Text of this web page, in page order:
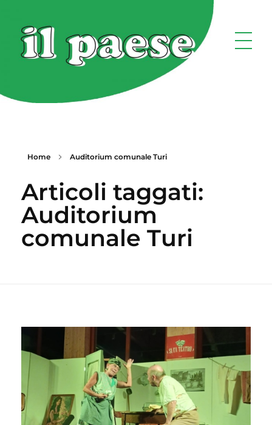
Home Auditorium comunale Turi
Articoli taggati:
Auditorium
comunale Turi